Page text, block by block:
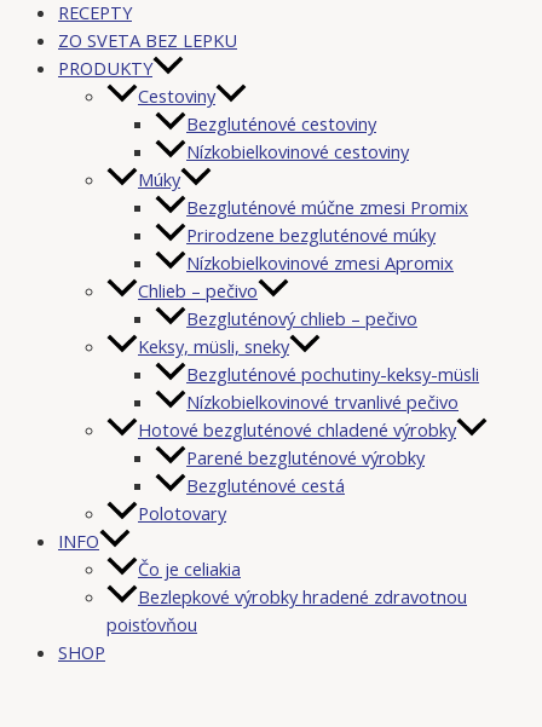
RECEPTY
ZO SVETA BEZ LEPKU
PRODUKTY
Cestoviny
Bezgluténové cestoviny
Nízkobielkovinové cestoviny
Múky
Bezgluténové múčne zmesi Promix
Prirodzene bezgluténové múky
Nízkobielkovinové zmesi Apromix
Chlieb – pečivo
Bezgluténový chlieb – pečivo
Keksy, müsli, sneky
Bezgluténové pochutiny-keksy-müsli
Nízkobielkovinové trvanlivé pečivo
Hotové bezgluténové chladené výrobky
Parené bezgluténové výrobky
Bezgluténové cestá
Polotovary
INFO
Čo je celiakia
Bezlepkové výrobky hradené zdravotnou
poisťovňou
SHOP